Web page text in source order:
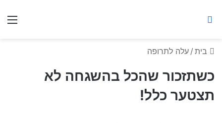
בית / עלה לתרופה
כשתזכור שהכל בהשגחה לא
תצטער כלל!